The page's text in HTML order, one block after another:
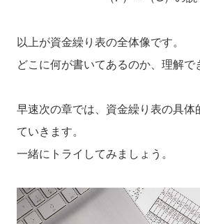
以上が資金繰り表の全体像です。
どこに何が書いてあるのか、理解で
早速次の章では、資金繰り表の具体
ていきます。
一緒にトライしてみましょう。